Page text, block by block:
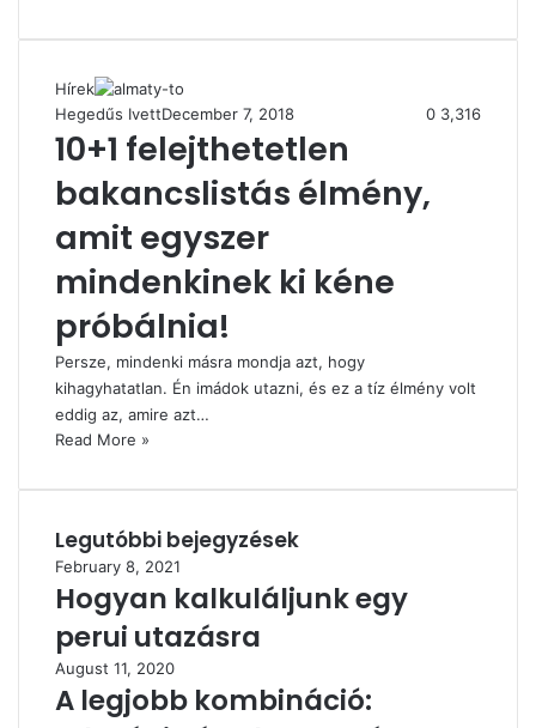
Hírek
Hegedűs IvettDecember 7, 2018 0 3,316
10+1 felejthetetlen
bakancslistás élmény,
amit egyszer
mindenkinek ki kéne
próbálnia!
Persze, mindenki másra mondja azt, hogy
kihagyhatatlan. Én imádok utazni, és ez a tíz élmény volt
eddig az, amire azt…
Read More »
Legutóbbi bejegyzések
February 8, 2021
Hogyan kalkuláljunk egy
perui utazásra
August 11, 2020
A legjobb kombináció: